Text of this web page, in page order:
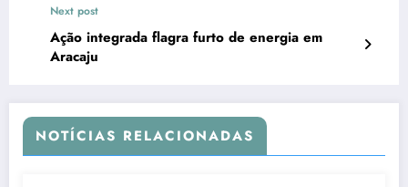
Next post
Ação integrada flagra furto de energia em
Aracaju
NOTÍCIAS RELACIONADAS